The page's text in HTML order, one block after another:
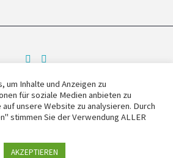
Kontakt
Launhardt Hydraulik GmbH
um Inhalte und Anzeigen zu
für soziale Medien anbieten zu
unsere Website zu analysieren. Durch
stimmen Sie der Verwendung ALLER
AKZEPTIEREN